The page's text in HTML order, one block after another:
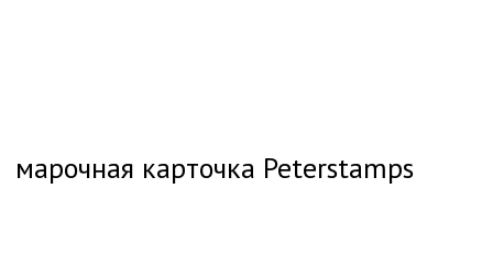
марочная карточка Peterstamps